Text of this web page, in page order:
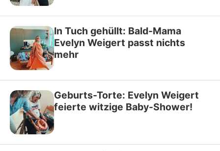
In Tuch gehüllt: Bald-Mama
Evelyn Weigert passt nichts
mehr
Geburts-Torte: Evelyn Weigert
feierte witzige Baby-Shower!